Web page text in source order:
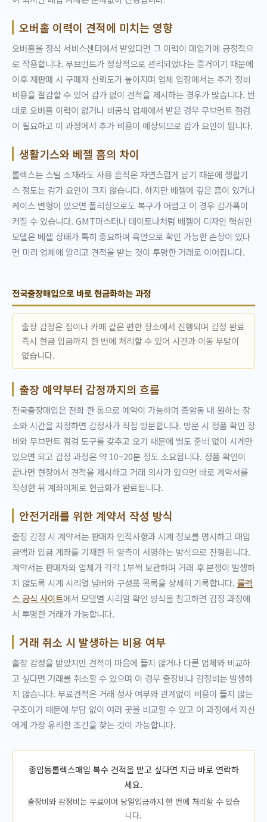
오버홀 이력이 견적에 미치는 영향
오버홀을 정식 서비스센터에서 받았다면 그 이력이 매입가에 긍정적으
로 작용합니다. 무브먼트가 정상적으로 관리되었다는 증거이기 때문에
이후 재판매 시 구매자 신뢰도가 높아지며 업체 입장에서는 추가 정비
비용을 절감할 수 있어 감가 없이 견적을 제시하는 경우가 많습니다. 반
대로 오버홀 이력이 없거나 비공식 업체에서 받은 경우 무브먼트 점검
이 필요하고 이 과정에서 추가 비용이 예상되므로 감가 요인이 됩니다.
생활기스와 베젤 흠의 차이
롤렉스는 스틸 소재라도 사용 흔적은 자연스럽게 남기 때문에 생활기
스 정도는 감가 요인이 크지 않습니다. 하지만 베젤에 깊은 흠이 있거나
케이스 변형이 있으면 폴리싱으로도 복구가 어렵고 이 경우 감가폭이
커질 수 있습니다. GMT마스터나 데이토나처럼 베젤이 디자인 핵심인
모델은 베젤 상태가 특히 중요하며 육안으로 확인 가능한 손상이 있다
면 미리 업체에 알리고 견적을 받는 것이 투명한 거래로 이어집니다.
전국출장매입으로 바로 현금화하는 과정
출장 감정은 집이나 카페 같은 편한 장소에서 진행되며 감정 완료
즉시 현금 입금까지 한 번에 처리할 수 있어 시간과 이동 부담이
없습니다.
출장 예약부터 감정까지의 흐름
전국출장매입은 전화 한 통으로 예약이 가능하며 종암동 내 원하는 장
소와 시간을 지정하면 감정사가 직접 방문합니다. 방문 시 정품 확인 장
비와 무브먼트 점검 도구를 갖추고 오기 때문에 별도 준비 없이 시계만
있으면 되고 감정 과정은 약 10~20분 정도 소요됩니다. 정품 확인이
끝나면 현장에서 견적을 제시하고 거래 의사가 있으면 바로 계약서를
작성한 뒤 계좌이체로 현금화가 완료됩니다.
안전거래를 위한 계약서 작성 방식
출장 감정 시 계약서는 판매자 인적사항과 시계 정보를 명시하고 매입
금액과 입금 계좌를 기재한 뒤 양측이 서명하는 방식으로 진행됩니다.
계약서는 판매자와 업체가 각각 1부씩 보관하며 거래 후 분쟁이 발생하
지 않도록 시계 시리얼 넘버와 구성품 목록을 상세히 기록합니다. 롤렉
스 공식 사이트에서 모델별 시리얼 확인 방식을 참고하면 감정 과정에
서 투명한 거래가 가능합니다.
거래 취소 시 발생하는 비용 여부
출장 감정을 받았지만 견적이 마음에 들지 않거나 다른 업체와 비교하
고 싶다면 거래를 취소할 수 있으며 이 경우 출장비나 감정비는 발생하
지 않습니다. 무료견적은 거래 성사 여부와 관계없이 비용이 들지 않는
구조이기 때문에 부담 없이 여러 곳을 비교할 수 있고 이 과정에서 자신
에게 가장 유리한 조건을 찾는 것이 가능합니다.
종암동롤렉스매입 복수 견적을 받고 싶다면 지금 바로 연락하
세요.
출장비와 감정비는 무료이며 당일입금까지 한 번에 처리할 수 있습
니다.